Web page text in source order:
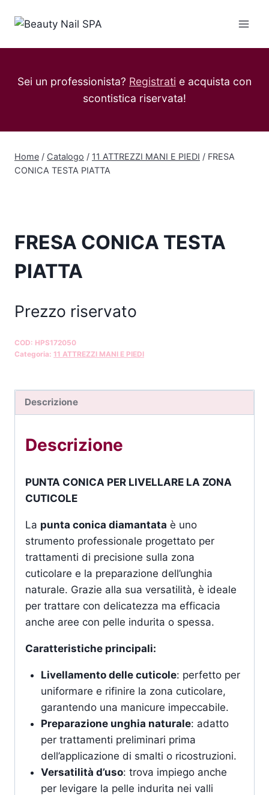
Sei un professionista? Registrati e acquista con
scontistica riservata!
Home / Catalogo / 11 ATTREZZI MANI E PIEDI / FRESA
CONICA TESTA PIATTA
FRESA CONICA TESTA
PIATTA
Prezzo riservato
COD: HPS172050
Categoria: 11 ATTREZZI MANI E PIEDI
Descrizione
Descrizione
PUNTA CONICA PER LIVELLARE LA ZONA
CUTICOLE
La punta conica diamantata è uno
strumento professionale progettato per
trattamenti di precisione sulla zona
cuticolare e la preparazione dell’unghia
naturale. Grazie alla sua versatilità, è ideale
per trattare con delicatezza ma efficacia
anche aree con pelle indurita o spessa.
Caratteristiche principali:
Livellamento delle cuticole: perfetto per
uniformare e rifinire la zona cuticolare,
garantendo una manicure impeccabile.
Preparazione unghia naturale: adatto
per trattamenti preliminari prima
dell’applicazione di smalti o ricostruzioni.
Versatilità d’uso: trova impiego anche
per levigare la pelle indurita nei valli